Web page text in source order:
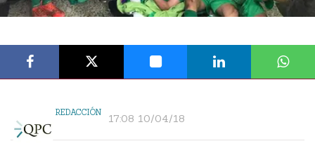
REDACCIÓN 17:08 10/04/18